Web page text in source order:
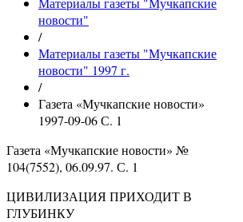
новости"
/
Материалы газеты "Мучкапские
новости" 1997 г.
/
Газета «Мучкапские новости»
1997-09-06 С. 1
Газета «Мучкапские новости» №
104(7552), 06.09.97. С. 1
ЦИВИЛИЗАЦИЯ ПРИХОДИТ В
ГЛУБИНКУ